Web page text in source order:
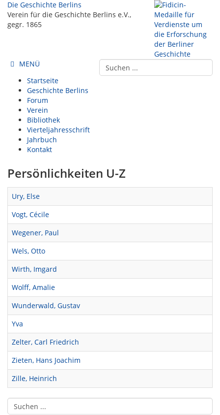
Die Geschichte Berlins
Verein für die Geschichte Berlins e.V.,
gegr. 1865
MENÜ
Startseite
Geschichte Berlins
Forum
Verein
Bibliothek
Vierteljahresschrift
Jahrbuch
Kontakt
Persönlichkeiten U-Z
Ury, Else
Vogt, Cécile
Wegener, Paul
Wels, Otto
Wirth, Imgard
Wolff, Amalie
Wunderwald, Gustav
Yva
Zelter, Carl Friedrich
Zieten, Hans Joachim
Zille, Heinrich